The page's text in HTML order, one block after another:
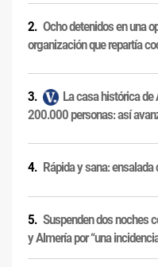
Ocho detenidos en una
organización que repartía
La casa histórica
200.000 personas: así
Rápida y sana:
Suspenden dos noches
y Almería por “una